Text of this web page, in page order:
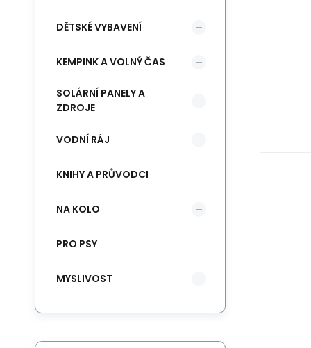
DĚTSKÉ VYBAVENÍ
KEMPINK A VOLNÝ ČAS
SOLÁRNÍ PANELY A
ZDROJE
VODNÍ RÁJ
KNIHY A PRŮVODCI
NA KOLO
PRO PSY
MYSLIVOST